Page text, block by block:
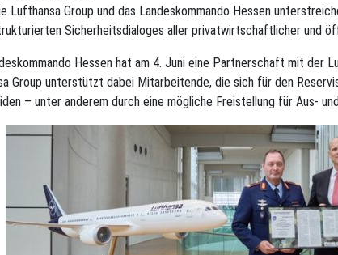
Lufthansa Group und das Landeskommando Hessen
Sicherheitsdialoges aller privatwirtschaftlicher und
Hessen hat am 4. Juni eine Partnerschaft mit der
Group unterstützt dabei Mitarbeitende, die sich für den
– unter anderem durch eine mögliche Freistellung für Aus-